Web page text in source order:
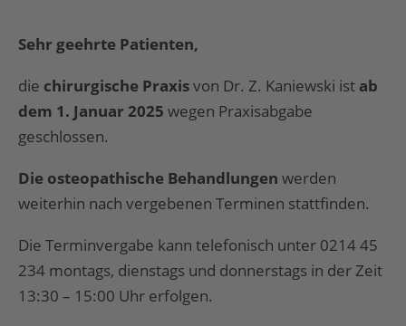
Sehr geehrte Patienten,
die chirurgische Praxisvon Dr. Z. Kaniewski ist ab
dem 1. Januar 2025 wegen Praxisabgabe
geschlossen.
Die osteopathische Behandlungen werden
weiterhin nach vergebenen Terminen stattfinden.
Die Terminvergabe kann telefonisch unter 0214 45
234 montags, dienstags und donnerstags in der Zeit
13:30 – 15:00 Uhr erfolgen.